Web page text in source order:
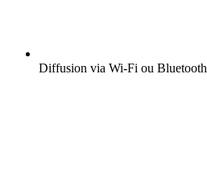
Diffusion via Wi-Fi ou Bluetooth